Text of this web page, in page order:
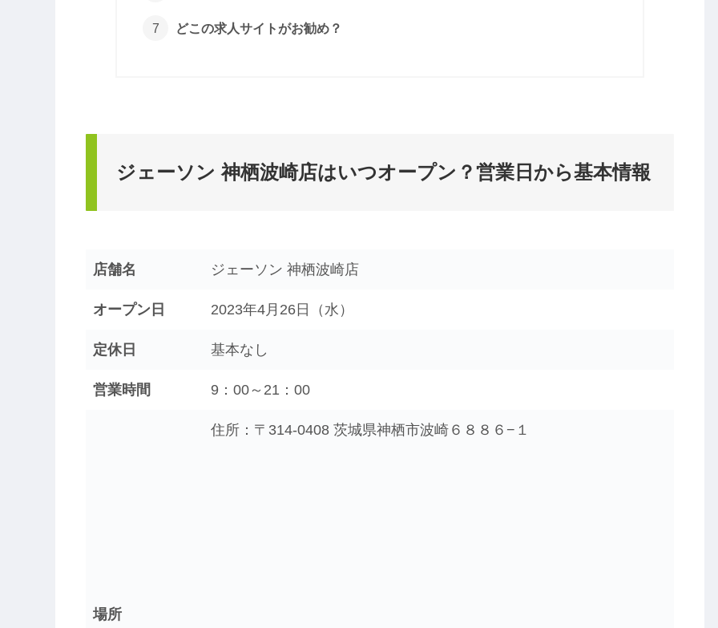
どこの求人サイトがお勧め？
ジェーソン 神栖波崎店はいつオープン？営業日から基本情報
店舗名 ジェーソン 神栖波崎店
オープン日 2023年4月26日（水）
定休日 基本なし
営業時間 9：00～21：00
場所
住所：〒314-0408 茨城県神栖市波崎６８８６−１